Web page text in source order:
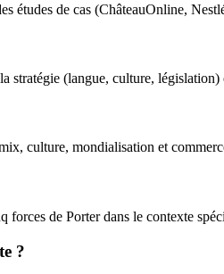
études de cas (ChâteauOnline,
(langue, culture, législation)
culture, mondialisation et
de Porter dans le contexte
?